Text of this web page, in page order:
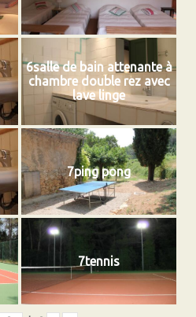
6salle de bain attenante à
chambre double rez avec
lave linge
7ping pong
7tennis